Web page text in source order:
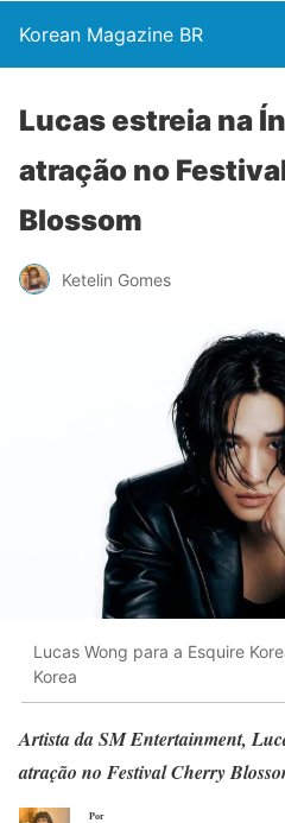
Korean Magazine BR
Lucas estreia na
atração no
Blossom
Ketelin Gomes
Lucas Wong para a Esquire
Korea
Artista da SM Entertainment,
atração no Festival Cherry
Por